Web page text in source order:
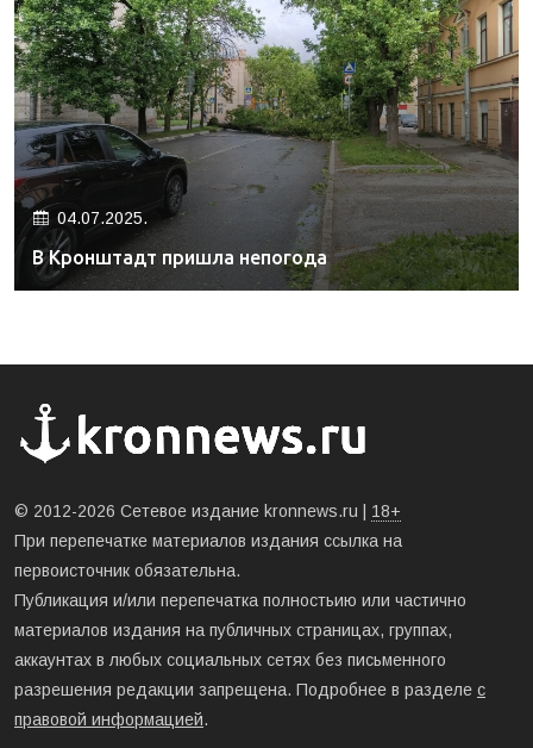
04.07.2025.
В Кронштадт пришла непогода
© 2012-2026 Сетевое издание kronnews.ru | 18+
При перепечатке материалов издания ссылка на
первоисточник обязательна.
Публикация и/или перепечатка полностьию или частично
материалов издания на публичных страницах, группах,
аккаунтах в любых социальных сетях без письменного
разрешения редакции запрещена. Подробнее в разделе с
правовой информацией.